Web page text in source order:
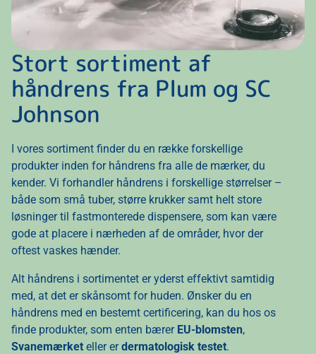
Stort sortiment af
håndrens fra Plum og SC
Johnson
I vores sortiment finder du en række forskellige
produkter inden for håndrens fra alle de mærker, du
kender. Vi forhandler håndrens i forskellige størrelser –
både som små tuber, større krukker samt helt store
løsninger til fastmonterede dispensere, som kan være
gode at placere i nærheden af de områder, hvor der
oftest vaskes hænder.
Alt håndrens i sortimentet er yderst effektivt samtidig
med, at det er skånsomt for huden. Ønsker du en
håndrens med en bestemt certificering, kan du hos os
finde produkter, som enten bærer EU-blomsten,
Svanemærket eller erdermatologisk testet.